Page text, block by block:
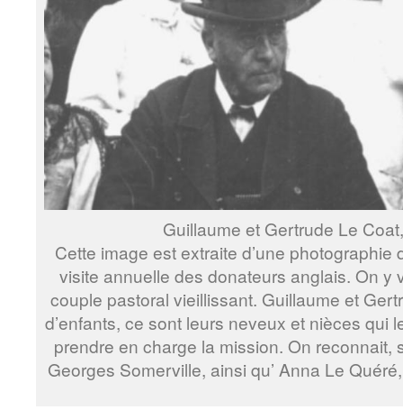
Guillaume et Gertrude Le
Cette image est extraite d’une
visite annuelle des donateurs anglais. On y
couple pastoral vieillissant. Guillaume et
d’enfants, ce sont leurs neveux et nièces qui
prendre en charge la mission. On reconnait,
Georges Somerville, ainsi qu’ Anna Le